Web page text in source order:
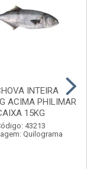
INTEIRA
ACIMA PHILIMAR
15KG
43213
Quilograma